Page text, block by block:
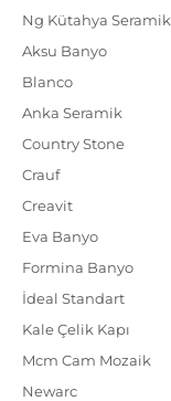
Ng Kütahya Seramik
Aksu Banyo
Blanco
Anka Seramik
Country Stone
Crauf
Creavit
Eva Banyo
Formina Banyo
İdeal Standart
Kale Çelik Kapı
Mcm Cam Mozaik
Newarc